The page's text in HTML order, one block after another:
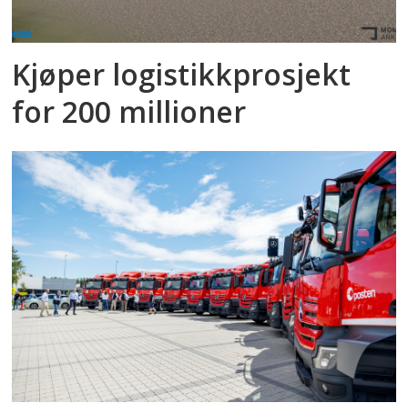
Kjøper logistikkprosjekt
for 200 millioner